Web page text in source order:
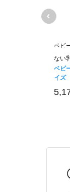
ベビ
ない
ベビ
イズ